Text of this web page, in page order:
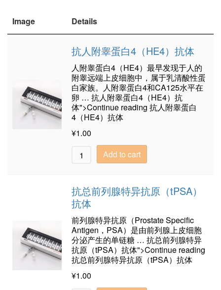
Image Details
抗人附睾蛋白4（HE4）抗体
人附睾蛋白4（HE4）最早发现于人的
附睾远端上皮细胞中，属于乳清酸性蛋
白家族。人附睾蛋白4和CA125水平在
卵 … 抗人附睾蛋白4（HE4）抗
体">Continue reading 抗人附睾蛋白
4（HE4）抗体
¥1.00
Add to cart
抗总前列腺特异抗原（tPSA）
抗体
前列腺特异抗原（Prostate Specific
Antigen，PSA）是由前列腺上皮细胞
分泌产生的单链糖 … 抗总前列腺特异
抗原（tPSA）抗体">Continue reading
抗总前列腺特异抗原（tPSA）抗体
¥1.00